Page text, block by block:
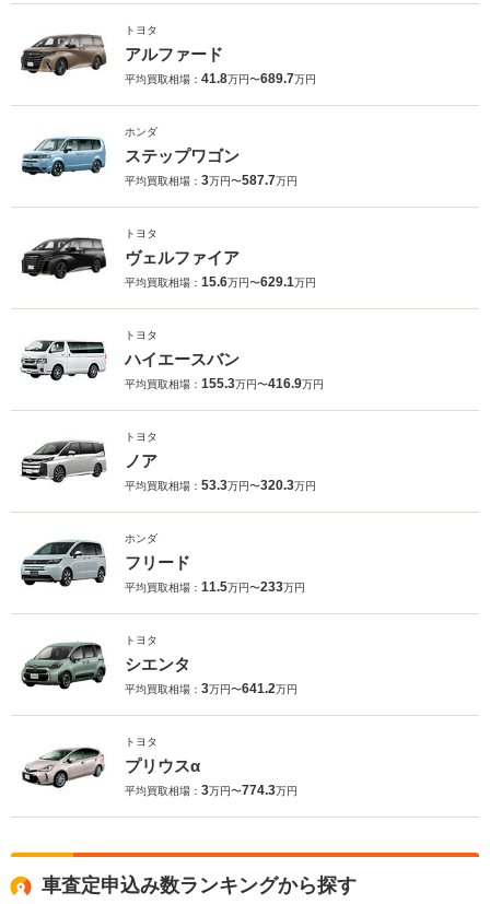
トヨタ
アルファード
平均買取相場： 41.8万円〜689.7万円
ホンダ
ステップワゴン
平均買取相場： 3万円〜587.7万円
トヨタ
ヴェルファイア
平均買取相場： 15.6万円〜629.1万円
トヨタ
ハイエースバン
平均買取相場： 155.3万円〜416.9万円
トヨタ
ノア
平均買取相場： 53.3万円〜320.3万円
ホンダ
フリード
平均買取相場： 11.5万円〜233万円
トヨタ
シエンタ
平均買取相場： 3万円〜641.2万円
トヨタ
プリウスα
平均買取相場： 3万円〜774.3万円
車査定申込み数ランキングから探す